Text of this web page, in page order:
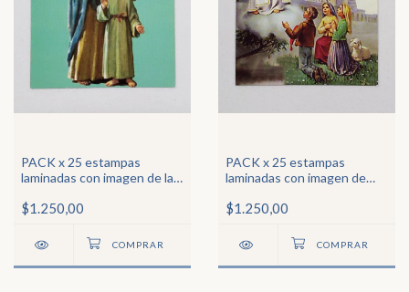
PACK x 25 estampas
laminadas con imagen de la
$1.250,00
PACK x 25 estampas
laminadas con imagen de
$1.250,00